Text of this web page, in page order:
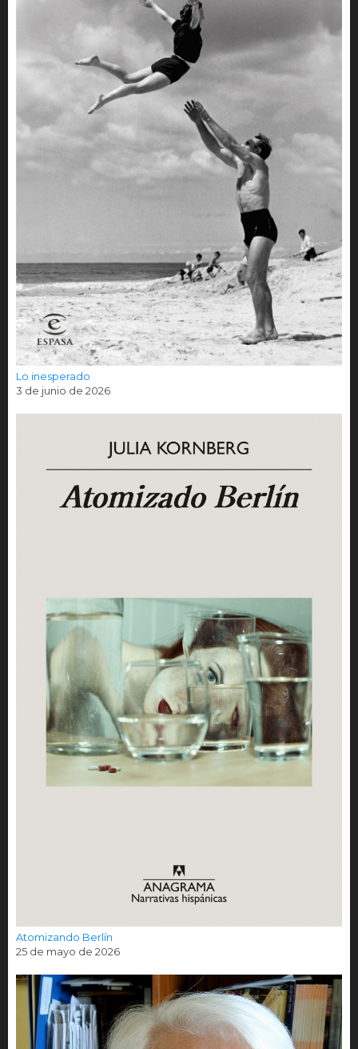
Lo inesperado
3 de junio de 2026
Atomizando Berlín
25 de mayo de 2026